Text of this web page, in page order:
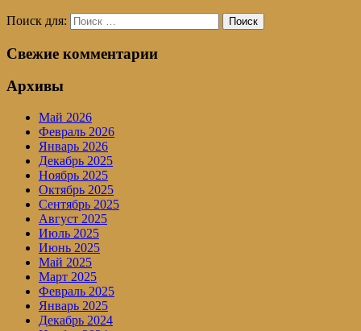
Поиск для: Поиск
Свежие комментарии
Архивы
Май 2026
Февраль 2026
Январь 2026
Декабрь 2025
Ноябрь 2025
Октябрь 2025
Сентябрь 2025
Август 2025
Июль 2025
Июнь 2025
Май 2025
Март 2025
Февраль 2025
Январь 2025
Декабрь 2024